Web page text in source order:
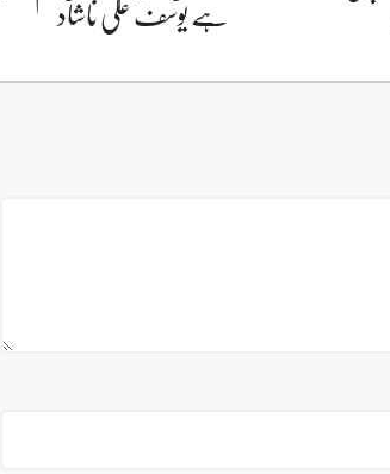
ہے یوسف علی ناشاد